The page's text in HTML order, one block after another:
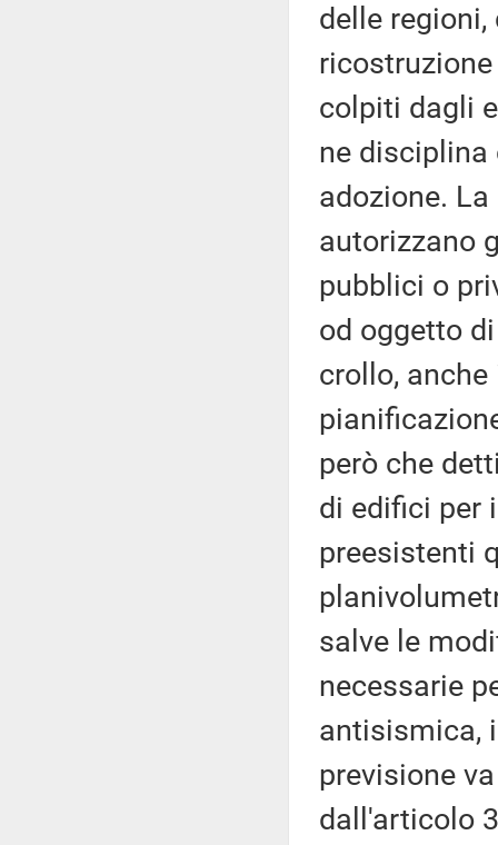
delle
colpiti dagli
ne
adozione.
autorizzano
pubblici o
od oggetto
crollo,
però che
di edifici per
preesistenti
salve le
necessarie
antisismica,
previsione
dall'articolo